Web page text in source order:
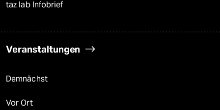
taz lab Infobrief
Veranstaltungen
Demnächst
Vor Ort